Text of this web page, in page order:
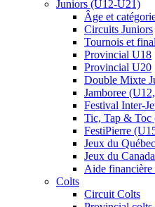
Juniors (U12-U21)
Âge et
Circuits Juniors
Tournois et
Provincial U18
Provincial U20
Double Mixte
Jamboree
Festival Inter-
Tic, Tap & Toc
FestiPierre
Jeux du
Jeux du
Aide financière
Colts
Circuit Colts